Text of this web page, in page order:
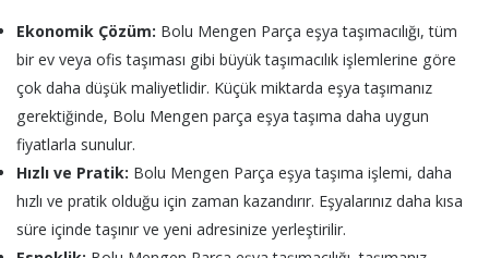
Ekonomik Çözüm: Bolu Mengen Parça eşya taşımacılığı, tüm
bir ev veya ofis taşıması gibi büyük taşımacılık işlemlerine göre
çok daha düşük maliyetlidir. Küçük miktarda eşya taşımanız
gerektiğinde, Bolu Mengen parça eşya taşıma daha uygun
fiyatlarla sunulur.
Hızlı ve Pratik: Bolu Mengen Parça eşya taşıma işlemi, daha
hızlı ve pratik olduğu için zaman kazandırır. Eşyalarınız daha kısa
süre içinde taşınır ve yeni adresinize yerleştirilir.